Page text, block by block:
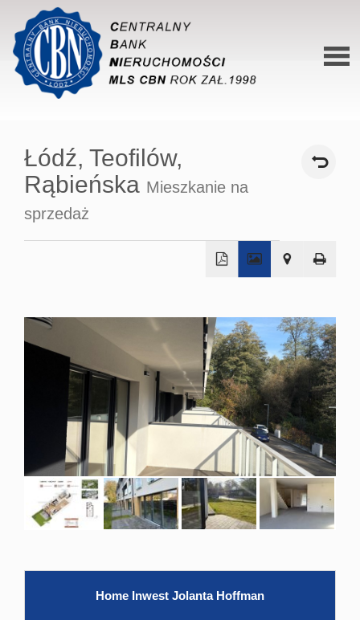
O
Hale
Łódź, Teofilów,
Rąbieńska Mieszkanie na
sprzedaż
−
Home Inwest Jolanta Hoffman